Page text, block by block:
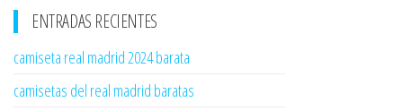
ENTRADAS RECIENTES
camiseta real madrid 2024 barata
camisetas del real madrid baratas